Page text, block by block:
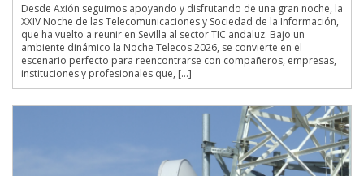
Desde Axión seguimos apoyando y disfrutando de una gran noche, la
XXIV Noche de las Telecomunicaciones y Sociedad de la Información,
que ha vuelto a reunir en Sevilla al sector TIC andaluz. Bajo un
ambiente dinámico la Noche Telecos 2026, se convierte en el
escenario perfecto para reencontrarse con compañeros, empresas,
instituciones y profesionales que, […]